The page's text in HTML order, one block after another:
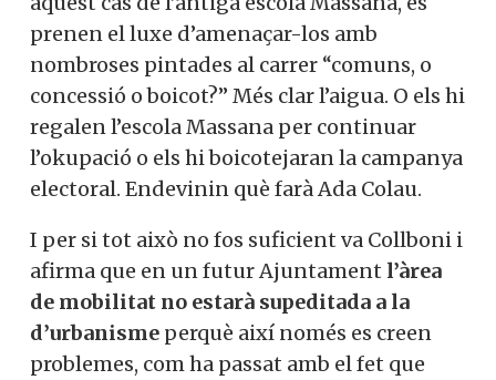
prenen el luxe d’amenaçar-los amb
nombroses pintades al carrer “comuns, o
concessió o boicot?” Més clar l’aigua. O els hi
regalen l’escola Massana per continuar
l’okupació o els hi boicotejaran la campanya
electoral. Endevinin què farà Ada Colau.
I per si tot això no fos suficient va Collboni i
afirma que en un futur Ajuntament l’àrea
de mobilitat no estarà supeditada a la
d’urbanisme perquè així només es creen
problemes, com ha passat amb el fet que